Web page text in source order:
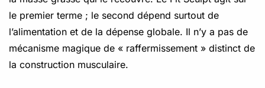
le premier terme ; le second dépend surtout de
l’alimentation et de la dépense globale. Il n’y a pas de
mécanisme magique de « raffermissement » distinct de
la construction musculaire.